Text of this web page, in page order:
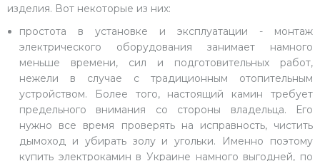
изделия. Вот некоторые из них:
простота в установке и эксплуатации - монтаж
электрического оборудования занимает намного
меньше времени, сил и подготовительных работ,
нежели в случае с традиционным отопительным
устройством. Более того, настоящий камин требует
предельного внимания со стороны владельца. Его
нужно все время проверять на исправность, чистить
дымоход и убирать золу и угольки. Именно поэтому
купить электрокамин в Украине намного выгодней, по